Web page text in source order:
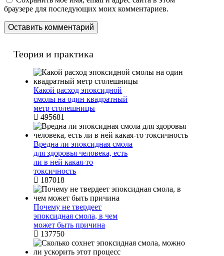
браузере для последующих моих комментариев.
Теория и практика
Какой расход эпоксидной
смолы на один квадратный
метр столешницы
495681
Вредна ли эпоксидная смола
для здоровья человека, есть
ли в ней какая-то
токсичность
187018
Почему не твердеет
эпоксидная смола, в чем
может быть причина
137750